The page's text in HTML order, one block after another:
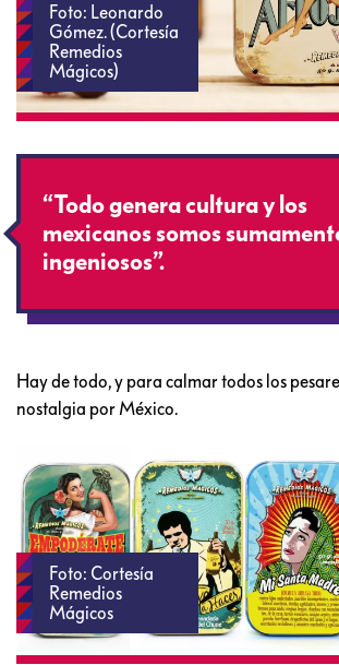
Foto: Leonardo
Gómez. (Cortesía
Remedios
Mágicos)
“Todo genera cultura y los
mexicanos somos
ingeniosos”.
Hay de todo, y para calmar todos los
nostalgia por México.
Foto: Cortesía
Remedios
Mágicos